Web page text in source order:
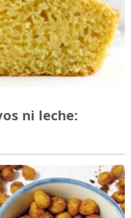
ni leche: